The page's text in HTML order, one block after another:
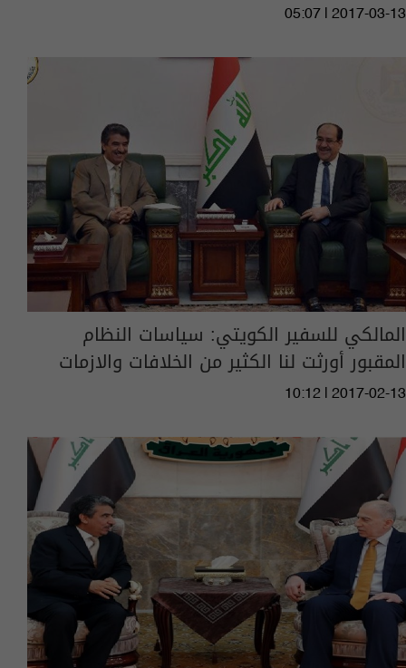
05:07 | 2017-03-13
المالكي للسفير الكويتي: سياسات النظام
المقبور أورثت لنا الكثير من الخلافات والازمات
10:12 | 2017-02-13